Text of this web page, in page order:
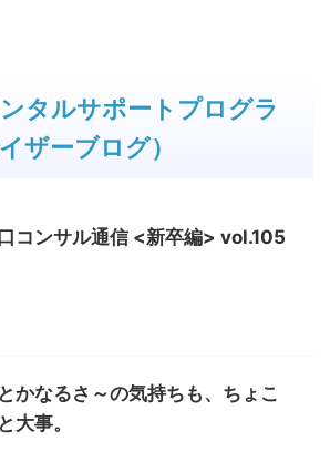
タルサポートプログラ
ザーブログ）
コンサル通信 <新卒編> vol.105
かなるさ～の気持ちも、ちょこ
大事。